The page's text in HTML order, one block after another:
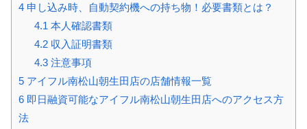
4 申し込み時、自動契約機への持ち物！必要書類とは？
4.1 本人確認書類
4.2収入証明書類
4.3注意事項
5 アイフル南松山朝生田店の店舗情報一覧
6 即日融資可能なアイフル南松山朝生田店へのアクセス方
法